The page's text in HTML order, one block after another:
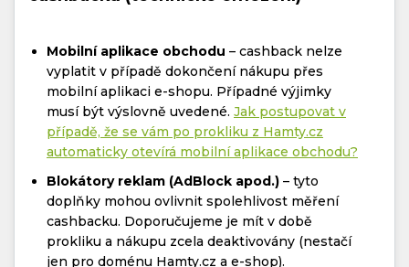
Mobilní aplikace obchodu – cashback nelze
vyplatit v případě dokončení nákupu přes
mobilní aplikaci e-shopu. Případné výjimky
musí být výslovně uvedené. Jak postupovat v
případě, že se vám po prokliku z Hamty.cz
automaticky otevírá mobilní aplikace obchodu?
Blokátory reklam (AdBlock apod.) – tyto
doplňky mohou ovlivnit spolehlivost měření
cashbacku. Doporučujeme je mít v době
prokliku a nákupu zcela deaktivovány (nestačí
jen pro doménu Hamty.cz a e-shop).